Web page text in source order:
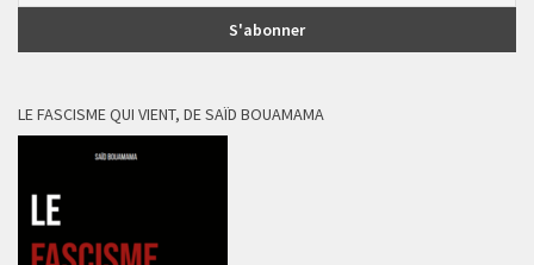
LE FASCISME QUI VIENT, DE SAÏD BOUAMAMA